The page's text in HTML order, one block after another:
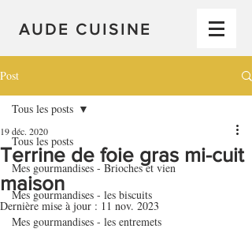
AUDE CUISINE
Post
Tous les posts
Mes gourmandises - Brioches et vien
Mes gourmandises - les biscuits
Mes gourmandises - les entremets
Tous les posts
Terrine de foie gras mi-cuit
maison
19 déc. 2020
Dernière mise à jour : 11 nov. 2023